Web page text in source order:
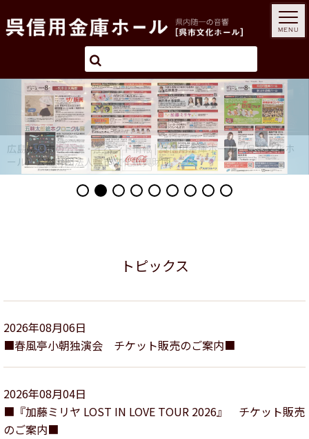
トピックス
2026年08月06日
■春風亭小朝独演会 チケット販売のご案内■
2026年08月04日
■『加藤ミリヤ LOST IN LOVE TOUR 2026』 チケット販売
のご案内■
MENU